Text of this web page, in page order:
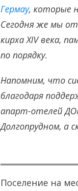
Гермау, которые
Сегодня же мы
кирха XIV века,
по порядку.
Напомним, что
благодаря
апарт-отелей
Долгопрудном, а
Поселение на